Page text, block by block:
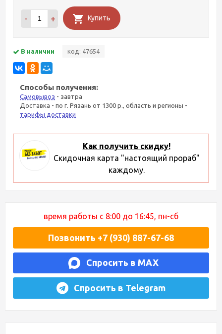
- + Купить
В наличии код: 47654
Способы получения:
Самовывоз - завтра
Доставка - по г. Рязань от 1300 р., область и регионы -
тарифы доставки
Как получить скидку!
Скидочная карта "настоящий прораб"
каждому.
время работы с 8:00 до 16:45, пн-сб
Позвонить +7 (930) 887-67-68
Спросить в MAX
Спросить в Telegram